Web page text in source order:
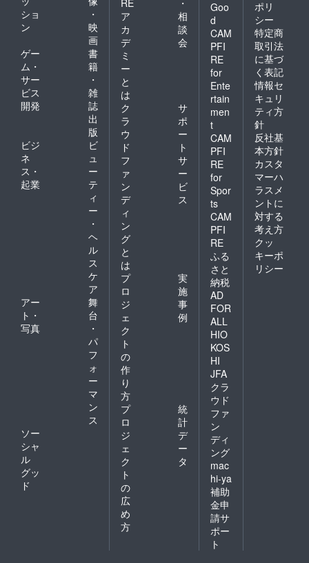
ショ
ン
・
映
画
ゲー
ム・
サー
ビス
開発
書
籍
・
雑
誌
出
版
ビジ
ネ
ス・
起業
ビ
ュ
ー
テ
ィ
ー
・
ヘ
ル
ス
ケ
ア
アー
ト・
写真
舞
台
・
パ
フ
ォ
ー
マ
ン
ス
ソー
シャ
ル
グッ
ド
ア
カ
デ
ミ
ー
と
は
相
談
会
ク
ラ
ウ
ド
フ
ァ
ン
デ
ィ
ン
グ
と
は
サ
ポ
ー
ト
サ
ー
ビ
ス
プ
ロ
ジ
ェ
ク
ト
の
作
り
方
実
施
事
例
プ
ロ
ジ
ェ
ク
ト
の
広
め
方
統
計
デ
ー
タ
Goo
d
CAM
PFI
RE
for
Ente
rtain
men
t
CAM
PFI
RE
for
Spor
ts
CAM
PFI
RE
ふる
さと
納税
AD
FOR
ALL
HIO
KOS
HI
JFA
クラ
ウド
ファ
ン
ディ
ング
mac
hi-ya
補助
金申
請サ
ポー
ト
ポリ
シー
特定商
取引法
に基づ
く表記
情報セ
キュリ
ティ方
針
反社基
本方針
カスタ
マーハ
ラスメ
ントに
対する
考え方
クッ
キーポ
リシー